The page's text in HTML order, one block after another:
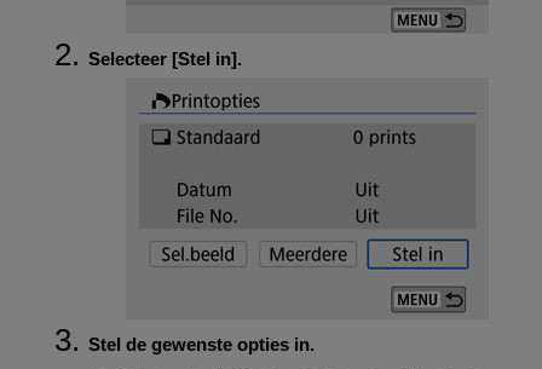
Selecteer [Stel in].
Stel de gewenste opties in.